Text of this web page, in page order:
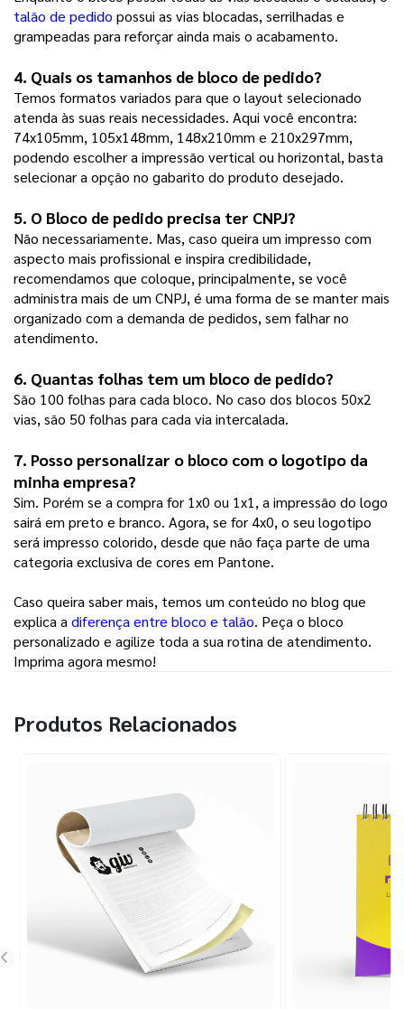
talão de pedido possui as vias blocadas, serrilhadas e
grampeadas para reforçar ainda mais o acabamento.
4. Quais os tamanhos de bloco de pedido?
Temos formatos variados para que o layout selecionado
atenda às suas reais necessidades. Aqui você encontra:
74x105mm, 105x148mm, 148x210mm e 210x297mm,
podendo escolher a impressão vertical ou horizontal, basta
selecionar a opção no gabarito do produto desejado.
5. O Bloco de pedido precisa ter CNPJ?
Não necessariamente. Mas, caso queira um impresso com
aspecto mais profissional e inspira credibilidade,
recomendamos que coloque, principalmente, se você
administra mais de um CNPJ, é uma forma de se manter mais
organizado com a demanda de pedidos, sem falhar no
atendimento.
6. Quantas folhas tem um bloco de pedido?
São 100 folhas para cada bloco. No caso dos blocos 50x2
vias, são 50 folhas para cada via intercalada.
7. Posso personalizar o bloco com o logotipo da
minha empresa?
Sim. Porém se a compra for 1x0 ou 1x1, a impressão do logo
sairá em preto e branco. Agora, se for 4x0, o seu logotipo
será impresso colorido, desde que não faça parte de uma
categoria exclusiva de cores em Pantone.
Caso queira saber mais, temos um conteúdo no blog que
explica adiferença entre bloco e talão. Peça o bloco
personalizado e agilize toda a sua rotina de atendimento.
Imprima agora mesmo!
Produtos Relacionados